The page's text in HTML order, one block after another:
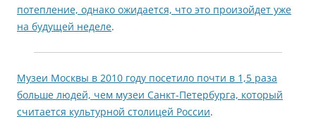
потепление, однако ожидается, что это произойдет уже
на будущей неделе.
Музеи Москвы в 2010 году посетило почти в 1,5 раза
больше людей, чем музеи Санкт-Петербурга, который
считается культурной столицей России.